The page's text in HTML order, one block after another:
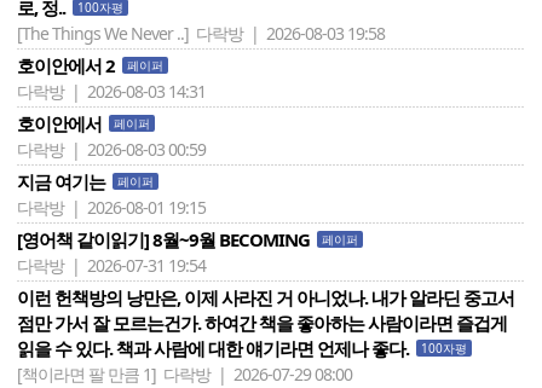
로, 정..
100자평
[The Things We Never ..] 다락방 | 2026-08-03 19:58
호이안에서 2 페이퍼
다락방 | 2026-08-03 14:31
호이안에서 페이퍼
다락방 | 2026-08-03 00:59
지금 여기는 페이퍼
다락방 | 2026-08-01 19:15
[영어책 같이읽기] 8월~9월 BECOMING 페이퍼
다락방 | 2026-07-31 19:54
이런 헌책방의 낭만은, 이제 사라진 거 아니었나. 내가 알라딘 중고서
점만 가서 잘 모르는건가. 하여간 책을 좋아하는 사람이라면 즐겁게
읽을 수 있다. 책과 사람에 대한 얘기라면 언제나 좋다.
100자평
[책이라면 팔 만큼 1] 다락방 | 2026-07-29 08:00